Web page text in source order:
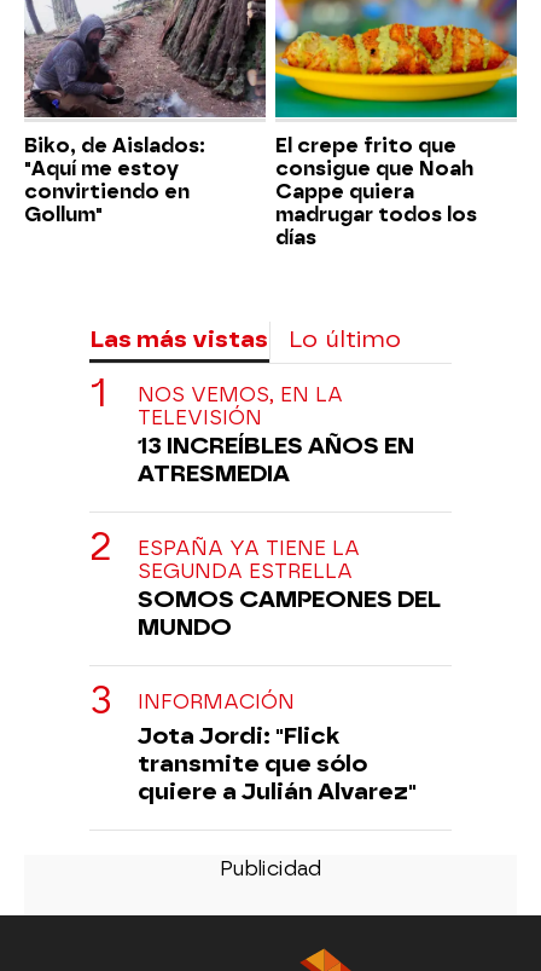
Biko, de Aislados:
"Aquí me estoy
convirtiendo en
Gollum"
El crepe frito que
consigue que Noah
Cappe quiera
madrugar todos los
días
Las más vistas Lo último
NOS VEMOS, EN LA
TELEVISIÓN
13 INCREÍBLES AÑOS EN
ATRESMEDIA
ESPAÑA YA TIENE LA
SEGUNDA ESTRELLA
SOMOS CAMPEONES DEL
MUNDO
INFORMACIÓN
Jota Jordi: "Flick
transmite que sólo
quiere a Julián Alvarez"